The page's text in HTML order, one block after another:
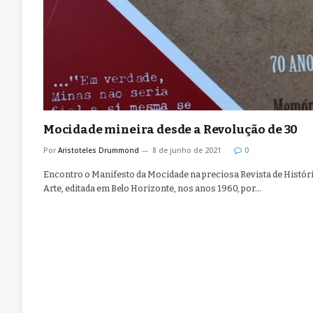
Mocidade mineira desde a Revolução de 30
Por Aristoteles Drummond 8 de junho de 2021 0
Encontro o Manifesto da Mocidade na preciosa Revista de
Arte, editada em Belo Horizonte, nos anos 1960, por…